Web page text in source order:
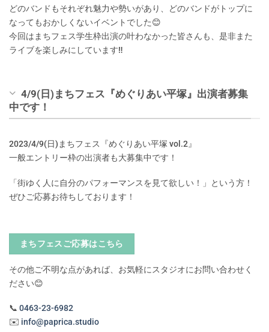
どのバンドもそれぞれ魅力や勢いがあり、どのバンドがトップに
なってもおかしくないイベントでした😊
今回はまちフェス学生枠出演の叶わなかった皆さんも、是非また
ライブを楽しみにしています‼︎
4/9(日)まちフェス『めぐりあい平塚』出演者募集
中です！
2023/4/9(日)まちフェス『めぐりあい平塚 vol.2』
一般エントリー枠の出演者も大募集中です！
「街ゆく人に自分のパフォーマンスを見て欲しい！」という方！
ぜひご応募お待ちしております！
まちフェスご応募はこちら
その他ご不明な点があれば、お気軽にスタジオにお問い合わせく
ださい😊
📞 0463-23-6982
✉️ info@paprica.studio